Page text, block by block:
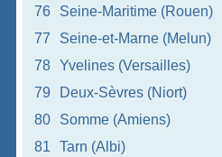
76
Seine-Maritime (Rouen)
77
Seine-et-Marne (Melun)
78
Yvelines (Versailles)
79
Deux-Sèvres (Niort)
80
Somme (Amiens)
81
Tarn (Albi)